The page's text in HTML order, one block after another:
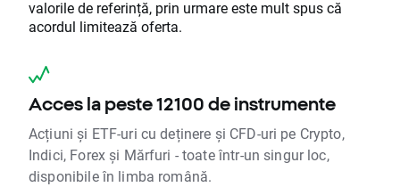
valorile de referință, prin urmare este mult spus că
acordul limitează oferta.
Acces la peste 12100 de instrumente
Acțiuni și ETF-uri cu deținere și CFD-uri pe Crypto,
Indici, Forex și Mărfuri - toate într-un singur loc,
disponibile în limba română.